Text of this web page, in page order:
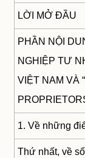
LỜI MỞ ĐẦU
PHẦN NỘI
NGHIỆP TƯ
VIỆT NAM VÀ
1. Về những
Thứ nhất, về